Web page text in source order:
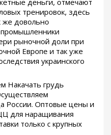
тренировок, здесь
же довольно
рыночной доли при
Европе и так уже
украинского
Накачать грудь
России. Оптовые цены и
для наращивания
только с крупных